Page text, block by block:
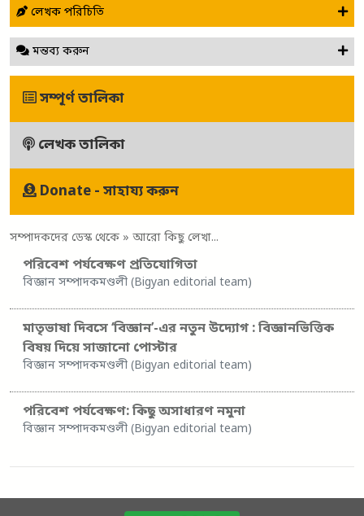
লেখক পরিচিতি
মন্তব্য করুন
সম্পূর্ণ তালিকা
লেখক তালিকা
Donate - সাহায্য করুন
সম্পাদকদের ডেস্ক থেকে » আরো কিছু লেখা...
পরিবেশ পর্যবেক্ষণ প্রতিযোগিতা
বিজ্ঞান সম্পাদকমণ্ডলী (Bigyan editorial team)
মাতৃভাষা দিবসে ‘বিজ্ঞান’-এর নতুন উদ্যোগ : বিজ্ঞানভিত্তিক
বিষয় দিয়ে সাজানো পোস্টার
বিজ্ঞান সম্পাদকমণ্ডলী (Bigyan editorial team)
পরিবেশ পর্যবেক্ষণ: কিছু অসাধারণ নমুনা
বিজ্ঞান সম্পাদকমণ্ডলী (Bigyan editorial team)